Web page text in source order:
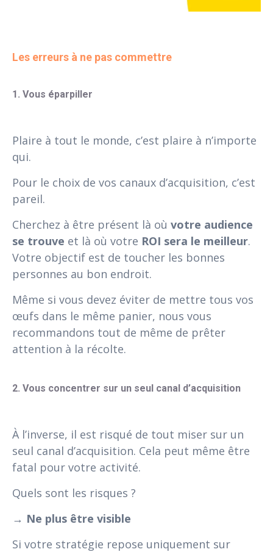
Les erreurs à ne pas commettre
1. Vous éparpiller
Plaire à tout le monde, c’est plaire à n’importe
qui.
Pour le choix de vos canaux d’acquisition, c’est
pareil.
Cherchez à être présent là où votre audience
se trouve et là où votre ROI sera le meilleur.
Votre objectif est de toucher les bonnes
personnes au bon endroit.
Même si vous devez éviter de mettre tous vos
œufs dans le même panier, nous vous
recommandons tout de même de prêter
attention à la récolte.
2. Vous concentrer sur un seul canal d’acquisition
À l’inverse, il est risqué de tout miser sur un
seul canal d’acquisition. Cela peut même être
fatal pour votre activité.
Quels sont les risques ?
→ Ne plus être visible
Si votre stratégie repose uniquement sur